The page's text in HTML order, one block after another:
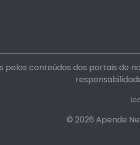
pelos conteúdos dos portais de
© 2026 Apende